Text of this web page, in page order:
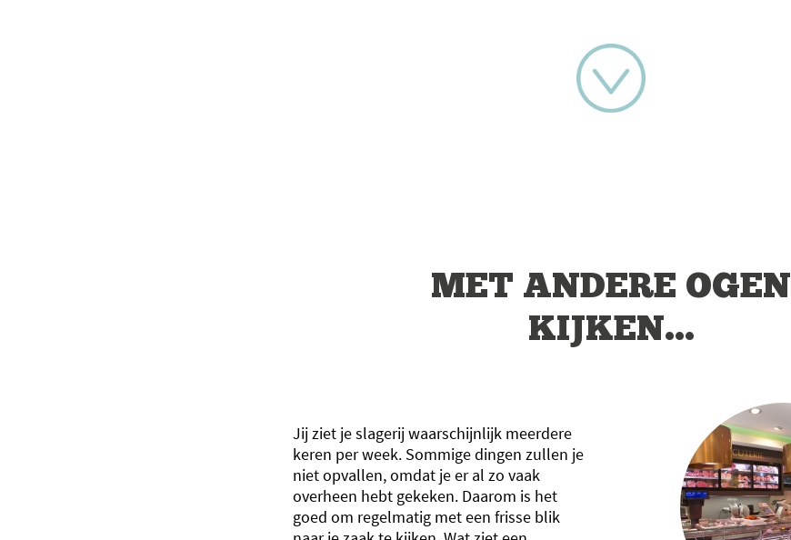
MET ANDERE OGEN
KIJKEN...
Jij ziet je slagerij waarschijnlijk meerdere
keren per week. Sommige dingen zullen je
niet opvallen, omdat je er al zo vaak
overheen hebt gekeken. Daarom is het
goed om regelmatig met een frisse blik